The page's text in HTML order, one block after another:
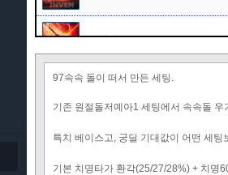
굉열파 12
절룡세 1
97속속 돌이 떠서 만든 세팅.
기존 원절돌저예아1 세팅에서 속속돌 우
특치 베이스고, 궁딜 기대값이 어떤 세
기본 치명타가 환각(25/27/28%) + 치명